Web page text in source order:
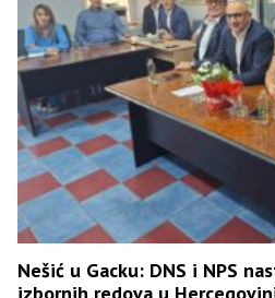
Nešić u Gacku: DNS i NPS